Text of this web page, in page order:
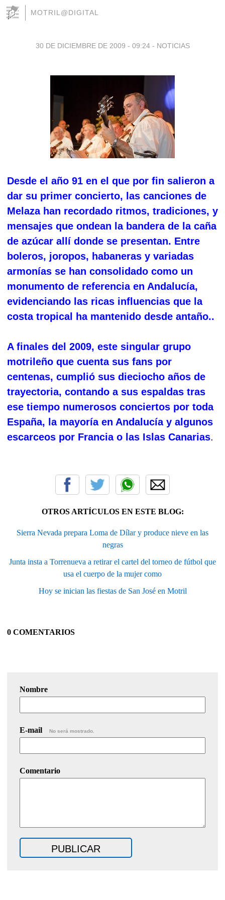
MOTRIL@DIGITAL
30 DE DICIEMBRE DE 2009 - 09:24 - NOTICIAS
Desde el año 91 en el que por fin salieron a
dar su primer concierto, las canciones de
Melaza han recordado ritmos, tradiciones, y
mensajes que ondean la bandera de la caña
de azúcar allí donde se presentan. Entre
boleros, joropos, habaneras y variadas
armonías se han consolidado como un
monumento de referencia en Andalucía,
evidenciando las ricas influencias que la
costa tropical ha mantenido desde antaño..
A finales del 2009, este singular grupo
motrileño que cuenta sus fans por
centenas, cumplió sus dieciocho años de
trayectoria, contando a sus espaldas tras
ese tiempo numerosos conciertos por toda
España, la mayoría en Andalucía y algunos
escarceos por Francia o las Islas Canarias.
OTROS ARTÍCULOS EN ESTE BLOG:
Sierra Nevada prepara Loma de Dílar y produce nieve en las
negras
Junta insta a Torrenueva a retirar el cartel del torneo de fútbol que
usa el cuerpo de la mujer como
Hoy se inician las fiestas de San José en Motril
0 COMENTARIOS
Nombre
E-mail No será mostrado.
Comentario